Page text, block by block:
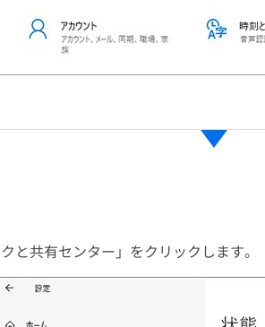
と共有センター」をクリックします。